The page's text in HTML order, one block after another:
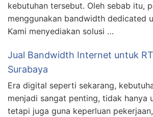
kebutuhan tersebut. Oleh sebab itu,
menggunakan bandwidth dedicated
Kami menyediakan solusi …
Jual Bandwidth Internet untuk
Surabaya
Era digital seperti sekarang,
menjadi sangat penting, tidak hanya
tetapi juga guna keperluan